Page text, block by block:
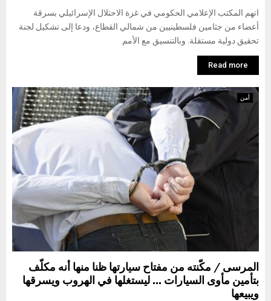
اتهم المكتب الإعلامي الحكومي في غزة الاحتلال الإسرائيلي بسرقة
أعضاء من جثامين فلسطينيين من شمالي القطاع، ودعا إلى تشكيل لجنة
تحقيق دولية مستقلة. وبالتنسيق مع الأمم
Read more
أمن
المرسى / مكّنته من مفتاح سيارتها ظنا منها أنه مكلّف
بتأمين مأوى السيارات … ليستغلها في الهروب ويسرقها
ويبيعها